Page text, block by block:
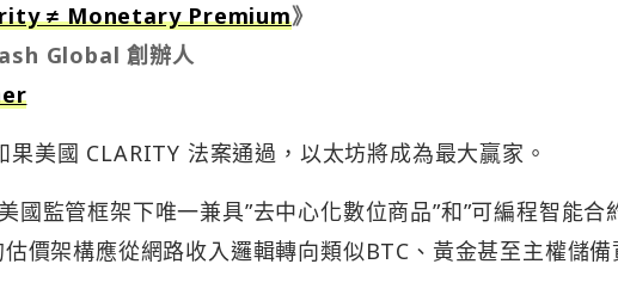
≠ Monetary Premium》
Global 創辦人
美國 CLARITY 法案通過，以太坊將成為最大贏家。
國監管框架下唯一兼具”去中心化數位商品”和”可編程智能合
價架構應從網路收入邏輯轉向類似BTC、黃金甚至主權儲備